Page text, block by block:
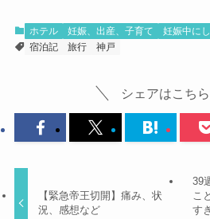
ホテル 妊娠、出産、子育て 妊娠中に
宿泊記
旅行 神戸
シェアはこち
【緊急帝王切開】痛み、状
況、感想など
39
こ
す